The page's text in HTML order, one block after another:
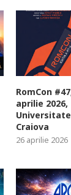
RomCon
aprilie 2026,
Craiova
26 aprilie 2026